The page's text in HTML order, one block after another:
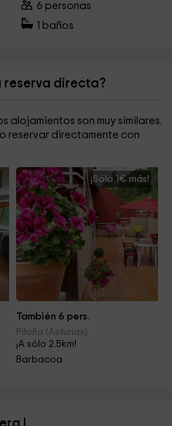
6 personas
baños
reserva directa?
alojamientos son muy similares.
reservar directamente con
¡Sólo 1€ más!
También 6 pers.
Piloña (Asturias)
¡A sólo 2.5km!
Barbacoa